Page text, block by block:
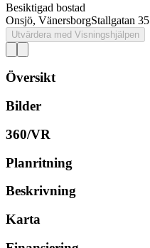
Besiktigad bostad
Onsjö, VänersborgStallgatan 35
Utvärdera med Visningshjälpen
Översikt
Bilder
360/VR
Planritning
Beskrivning
Karta